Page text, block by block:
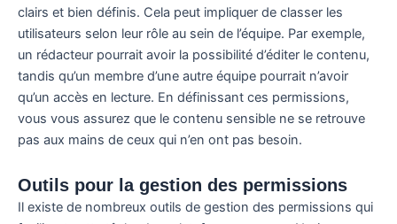
clairs et bien définis. Cela peut impliquer de classer les
utilisateurs selon leur rôle au sein de l’équipe. Par exemple,
un rédacteur pourrait avoir la possibilité d’éditer le contenu,
tandis qu’un membre d’une autre équipe pourrait n’avoir
qu’un accès en lecture. En définissant ces permissions,
vous vous assurez que le contenu sensible ne se retrouve
pas aux mains de ceux qui n’en ont pas besoin.
Outils pour la gestion des permissions
Il existe de nombreux outils de gestion des permissions qui